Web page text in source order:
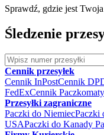
Sprawdź, gdzie jest Twoja
Śledzenie
Cennik przesyłek
Cennik InPostCennik
FedExCennik Paczkomaty
Przesyłki zagraniczne
Paczki do NiemiecPaczki
USAPaczki do Kanady